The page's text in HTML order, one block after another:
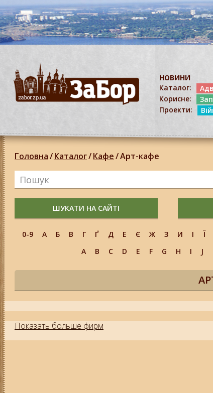
НОВИНИ
Каталог:
Корисне:
Проекти:
Головна/Каталог/Кафе/Арт-кафе
ШУКАТИ НА САЙТІ
0-9 А Б В Г Ґ Д Е Є Ж З И І Ї
A
B C D E F G H I J
Показать больше фирм